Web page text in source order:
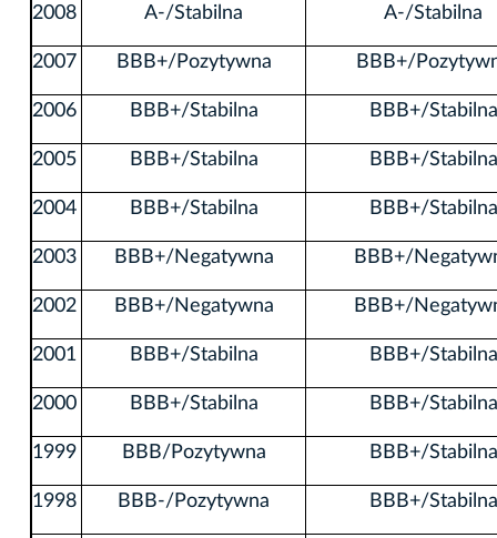
2008 A-/Stabilna A-/Stabilna
2007 BBB+/Pozytywna BBB+/
2006 BBB+/Stabilna BBB+/Stabilna
2005 BBB+/Stabilna BBB+/Stabilna
2004 BBB+/Stabilna BBB+/Stabilna
2003 BBB+/Negatywna BBB+/
2002 BBB+/Negatywna BBB+/
2001 BBB+/Stabilna BBB+/Stabilna
2000 BBB+/Stabilna BBB+/Stabilna
1999 BBB/Pozytywna BBB+/Stabilna
1998 BBB-/Pozytywna BBB+/Stabilna